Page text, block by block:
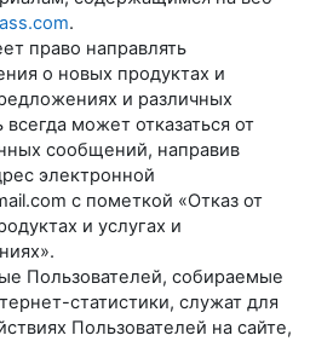
.
право направлять
о новых продуктах и
и различных
может отказаться от
сообщений, направив
электронной
с пометкой «Отказ от
и услугах и
Пользователей, собираемые
статистики, служат для
Пользователей на сайте,